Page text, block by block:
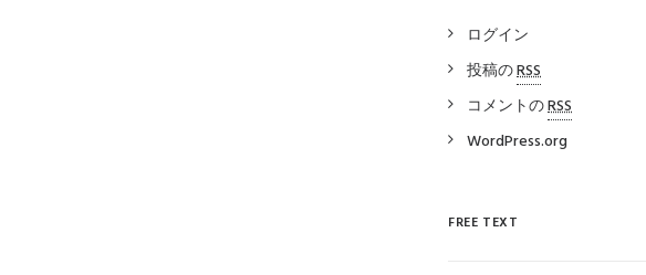
ログイン
投稿のRSS
コメントのRSS
WordPress.org
FREE TEXT